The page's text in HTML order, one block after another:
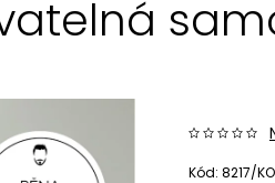
Kód: 8217/